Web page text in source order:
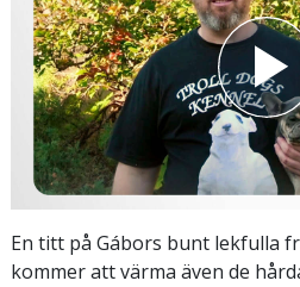
En titt på Gábors bunt lekfulla
kommer att värma även de